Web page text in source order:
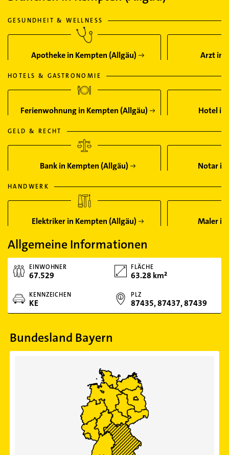
GESUNDHEIT & WELLNESS
Apotheke in Kempten (Allgäu) Arzt in
HOTELS & GASTRONOMIE
Ferienwohnung in Kempten (Allgäu) Hotel in
GELD & RECHT
Bank in Kempten (Allgäu) Notar in
HANDWERK
Elektriker in Kempten (Allgäu) Maler in
Allgemeine Informationen
EINWOHNER
67.529
FLÄCHE
63.28 km²
KENNZEICHEN
KE
PLZ
87435, 87437, 87439
Bundesland Bayern